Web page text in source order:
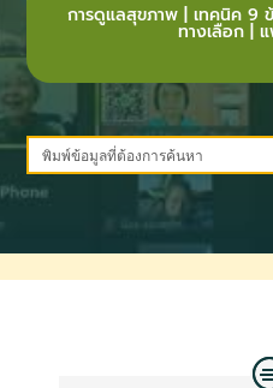
การดูแลสุขภาพ | เทคนิค 9
ทางเลือก|